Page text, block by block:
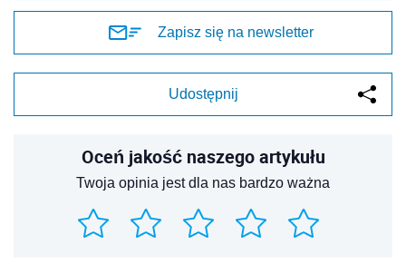
Zapisz się na newsletter
Udostępnij
Oceń jakość naszego artykułu
Twoja opinia jest dla nas bardzo ważna